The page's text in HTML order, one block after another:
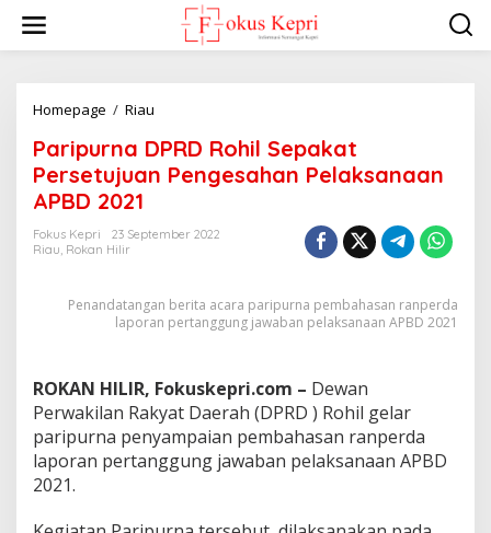
w
Homepage / Riau
r
i
p
r
P
R
o
h
i
l
S
a
Paripurna DPRD Rohil Sepakat
Persetujuan Pengesahan Pelaksanaan
APBD 2021
Fokus Kepri
23 September 2022
Riau, Rokan Hilir
Penandatangan berita acara paripurna pembahasan ranperda
laporan pertanggung jawaban pelaksanaan APBD 2021
ROKAN HILIR, Fokuskepri.com – Dewan
Perwakilan Rakyat Daerah (DPRD ) Rohil gelar
paripurna penyampaian pembahasan ranperda
laporan pertanggung jawaban pelaksanaan APBD
2021.